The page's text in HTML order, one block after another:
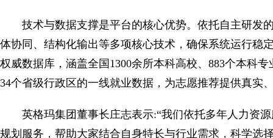
技术与数据支撑是平台的核心优势。依托自主研发
体协同、结构化输出等多项核心技术，确保系统运行稳
权威数据库，涵盖全国1300余所本科高校、883个本科
34个省级行政区的一线就业数据，为志愿推荐提供真实
英格玛集团董事长庄志表示:“我们依托多年人力资
规划服务，帮助大家结合自身特长与行业需求，科学选